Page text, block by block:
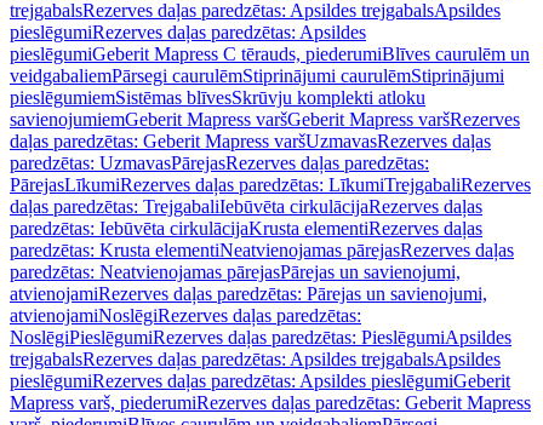
trejgabalsRezerves daļas paredzētas: Apsildes trejgabalsApsildes
pieslēgumiRezerves daļas paredzētas: Apsildes
pieslēgumiGeberit Mapress C tērauds, piederumiBlīves caurulēm un
veidgabaliemPārsegi caurulēmStiprinājumi caurulēmStiprinājumi
pieslēgumiemSistēmas blīvesSkrūvju komplekti atloku
savienojumiemGeberit Mapress varšGeberit Mapress varšRezerves
daļas paredzētas: Geberit Mapress varšUzmavasRezerves daļas
paredzētas: UzmavasPārejasRezerves daļas paredzētas:
PārejasLīkumiRezerves daļas paredzētas: LīkumiTrejgabaliRezerves
daļas paredzētas: TrejgabaliIebūvēta cirkulācijaRezerves daļas
paredzētas: Iebūvēta cirkulācijaKrusta elementiRezerves daļas
paredzētas: Krusta elementiNeatvienojamas pārejasRezerves daļas
paredzētas: Neatvienojamas pārejasPārejas un savienojumi,
atvienojamiRezerves daļas paredzētas: Pārejas un savienojumi,
atvienojamiNoslēgiRezerves daļas paredzētas:
NoslēgiPieslēgumiRezerves daļas paredzētas: PieslēgumiApsildes
trejgabalsRezerves daļas paredzētas: Apsildes trejgabalsApsildes
pieslēgumiRezerves daļas paredzētas: Apsildes pieslēgumiGeberit
Mapress varš, piederumiRezerves daļas paredzētas: Geberit Mapress